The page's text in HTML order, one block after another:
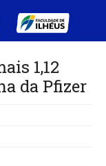
1,12
da Pfizer